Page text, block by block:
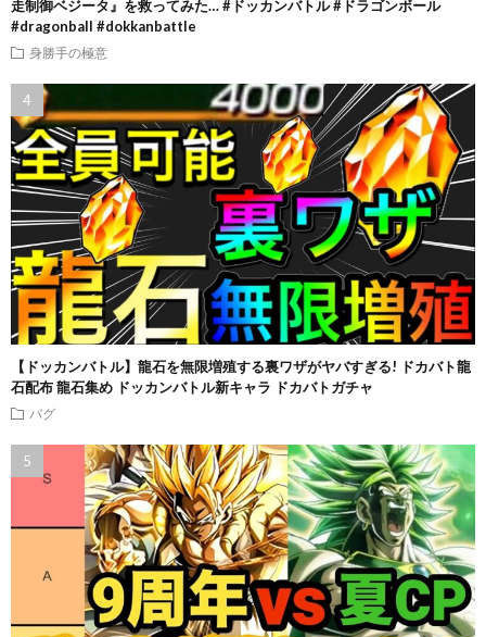
走制御ベジータ』を救ってみた… #ドッカンバトル #ドラゴンボール
#dragonball #dokkanbattle
身勝手の極意
【ドッカンバトル】龍石を無限増殖する裏ワザがヤバすぎる! ドカバト龍
石配布 龍石集め ドッカンバトル新キャラ ドカバトガチャ
バグ